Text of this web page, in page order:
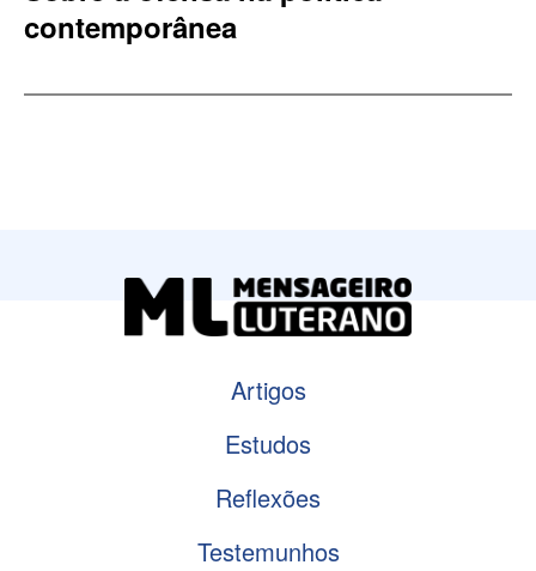
contemporânea
Artigos
Estudos
Reflexões
Testemunhos